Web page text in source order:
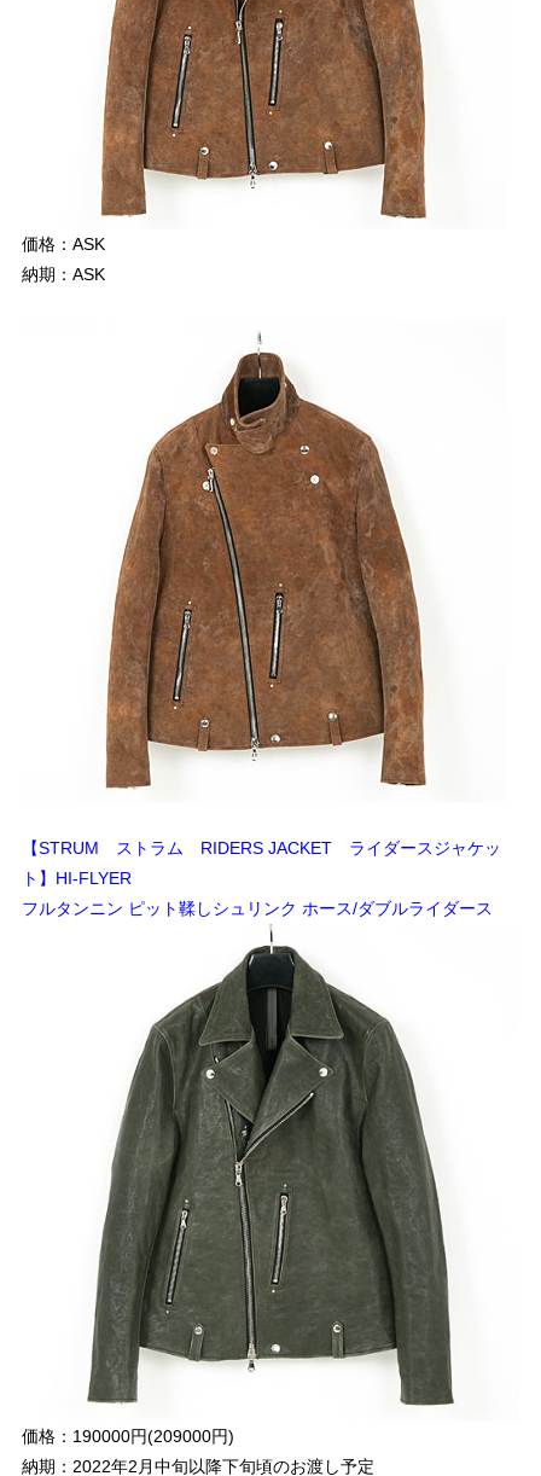
価格：ASK
納期：ASK
【STRUM ストラム RIDERS JACKET ライダースジャケッ
ト】HI-FLYER
フルタンニン ピット鞣しシュリンク ホース/ダブルライダース
価格：190000円(209000円)
納期：2022年2月中旬以降下旬頃のお渡し予定